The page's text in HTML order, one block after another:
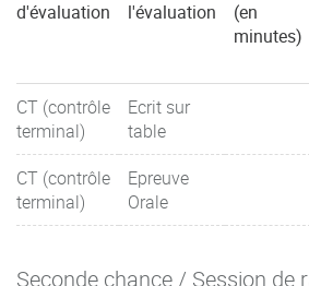
d'évaluation
l'évaluation
(en
minutes)
CT (contrôle
terminal)
Ecrit sur
table
CT (contrôle
terminal)
Epreuve
Orale
Seconde chance / Session de